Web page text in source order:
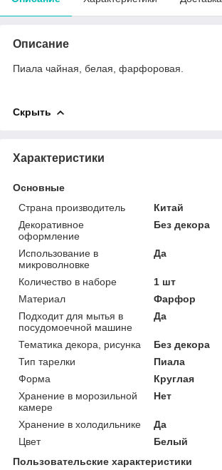
Описание
Пиала чайная, белая, фарфоровая.
Скрыть
Характеристики
Основные
Страна производитель
Китай
Декоративное
оформление
Без декора
Использование в
микроволновке
Да
Количество в наборе
1 шт
Материал
Фарфор
Подходит для мытья в
посудомоечной машине
Да
Тематика декора, рисунка
Без декора
Тип тарелки
Пиала
Форма
Круглая
Хранение в морозильной
камере
Нет
Хранение в холодильнике
Да
Цвет
Белый
Пользовательские характеристики